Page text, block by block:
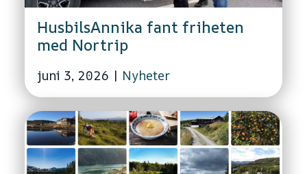
HusbilsAnnika fant friheten
med Nortrip
juni 3, 2026 | Nyheter